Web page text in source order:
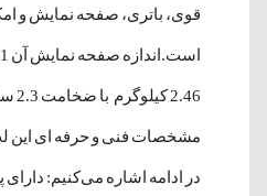
قوی، باتری، صفحه نمایش و
مشخصات فنی و حرفه ای این